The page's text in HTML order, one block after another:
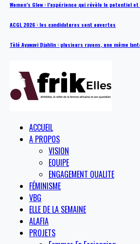
Women’s Glow : l’expérience qui révèle le potentiel
ACGL 2026 : les candidatures sont ouvertes
Tèlé Ayawavi Djahlin : plusieurs rayons, une même
ACCUEIL
A PROPOS
VISION
EQUIPE
ENGAGEMENT QUALITE
FÉMINISME
VBG
ELLE DE LA SEMAINE
ALAFIA
PROJETS